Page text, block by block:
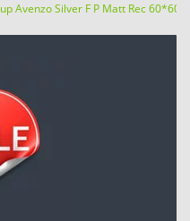
Avenzo Silver F P Matt Rec 60*60